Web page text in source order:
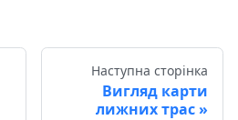
Наступна сторінка
Вигляд карти
лижних трас